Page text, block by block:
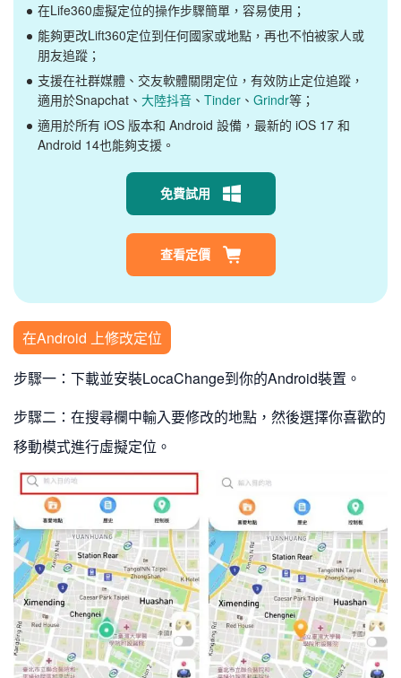
在Life360虛擬定位的操作步驟簡單，容易使用；
能夠更改Lift360定位到任何國家或地點，再也不怕被家人或
朋友追蹤；
支援在社群媒體、交友軟體關閉定位，有效防止定位追蹤，
適用於Snapchat、 大陸抖音 、 Tinder 、 Grindr等；
適用於所有 iOS 版本和 Android 設備，最新的 iOS 17 和
Android 14也能夠支援。
免費試用
查看定價
在Android 上修改定位
步驟一：下載並安裝LocaChange到你的Android裝置。
步驟二：在搜尋欄中輸入要修改的地點，然後選擇你喜歡的
移動模式進行虛擬定位。